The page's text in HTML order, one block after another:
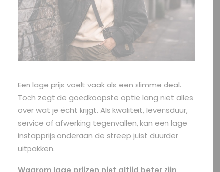
Een lage prijs voelt vaak als een slimme deal.
Toch zegt de goedkoopste optie lang niet alles
over wat je écht krijgt. Als kwaliteit, levensduur,
service of afwerking tegenvallen, kan een lage
instapprijs onderaan de streep juist duurder
uitpakken.
Waarom lage prijzen niet altijd beter zijn